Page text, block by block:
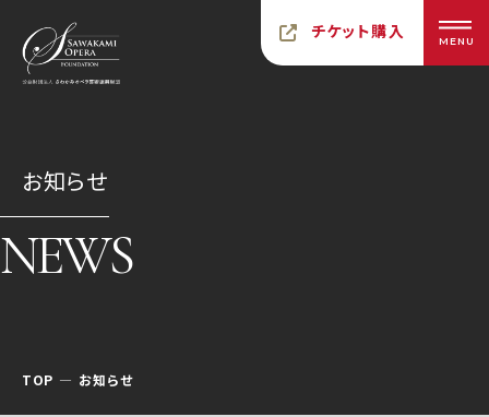
チケット購入 MENU
お知らせ
NEWS
TOP お知らせ